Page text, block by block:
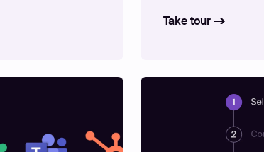
Take tour